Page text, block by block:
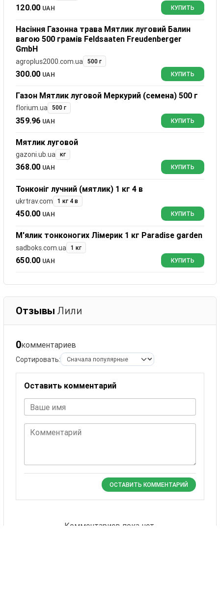
120.00 UAH КУПИТЬ
Насіння Газонна трава Мятлик луговий Балин
вагою 500 грамів Feldsaaten Freudenberger
GmbH
agroplus2000.com.ua 500 г
300.00 UAH КУПИТЬ
Газон Мятлик луговой Меркурий (семена) 500 г
florium.ua 500 г
359.96 UAH КУПИТЬ
Мятлик луговой
gazoni.ub.ua кг
368.00 UAH КУПИТЬ
Тонконіг лучний (мятлик) 1 кг 4 в
ukrtrav.com 1 кг 4 в
450.00 UAH КУПИТЬ
М'ялик тонконогих Лімерик 1 кг Paradise garden
sadboks.com.ua 1 кг
650.00 UAH КУПИТЬ
Отзывы Лили
0комментариев
Сортировать:
Оставить комментарий
Ваше имя
Комментарий
ОСТАВИТЬ КОММЕНТАРИЙ
Комментариев пока нет.